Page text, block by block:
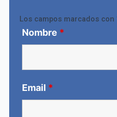
Los campos marcados
Nombre *
Email *